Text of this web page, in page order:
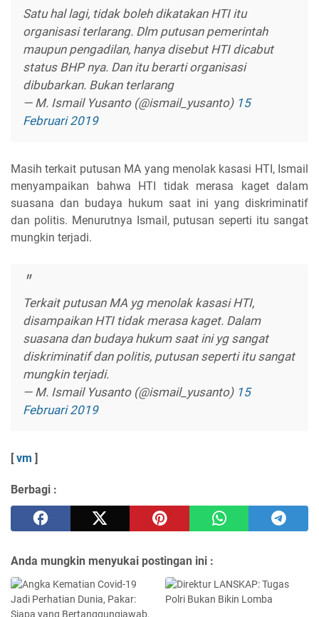
Satu hal lagi, tidak boleh dikatakan HTI itu
organisasi terlarang. Dlm putusan pemerintah
maupun pengadilan, hanya disebut HTI dicabut
status BHP nya. Dan itu berarti organisasi
dibubarkan. Bukan terlarang
— M. Ismail Yusanto (@ismail_yusanto) 15
Februari 2019
Masih terkait putusan MA yang menolak kasasi HTI, Ismail
menyampaikan bahwa HTI tidak merasa kaget dalam
suasana dan budaya hukum saat ini yang diskriminatif
dan politis. Menurutnya Ismail, putusan seperti itu sangat
mungkin terjadi.
Terkait putusan MA yg menolak kasasi HTI,
disampaikan HTI tidak merasa kaget. Dalam
suasana dan budaya hukum saat ini yg sangat
diskriminatif dan politis, putusan seperti itu sangat
mungkin terjadi.
— M. Ismail Yusanto (@ismail_yusanto) 15
Februari 2019
[vm ]
Berbagi :
Anda mungkin menyukai postingan ini :